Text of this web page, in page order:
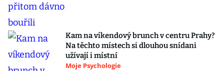
Kam na víkendový brunch v centru Prahy?
Na těchto místech si dlouhou snídani
užívají i místní
Moje Psychologie